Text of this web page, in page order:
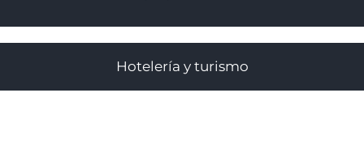
Hotelería y turismo